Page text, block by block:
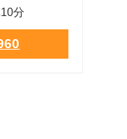
分